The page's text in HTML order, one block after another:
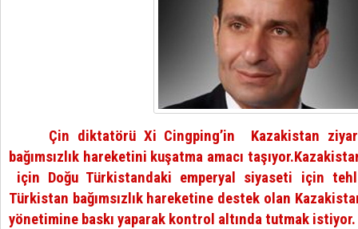
Çin diktatörü Xi Cingping’in Kazakistan
bağımsızlık hareketini kuşatma amacı
için Doğu Türkistandaki emperyal siyaseti için
Türkistan bağımsızlık hareketine destek olan
yönetimine baskı yaparak kontrol altında tutmak istiyor.